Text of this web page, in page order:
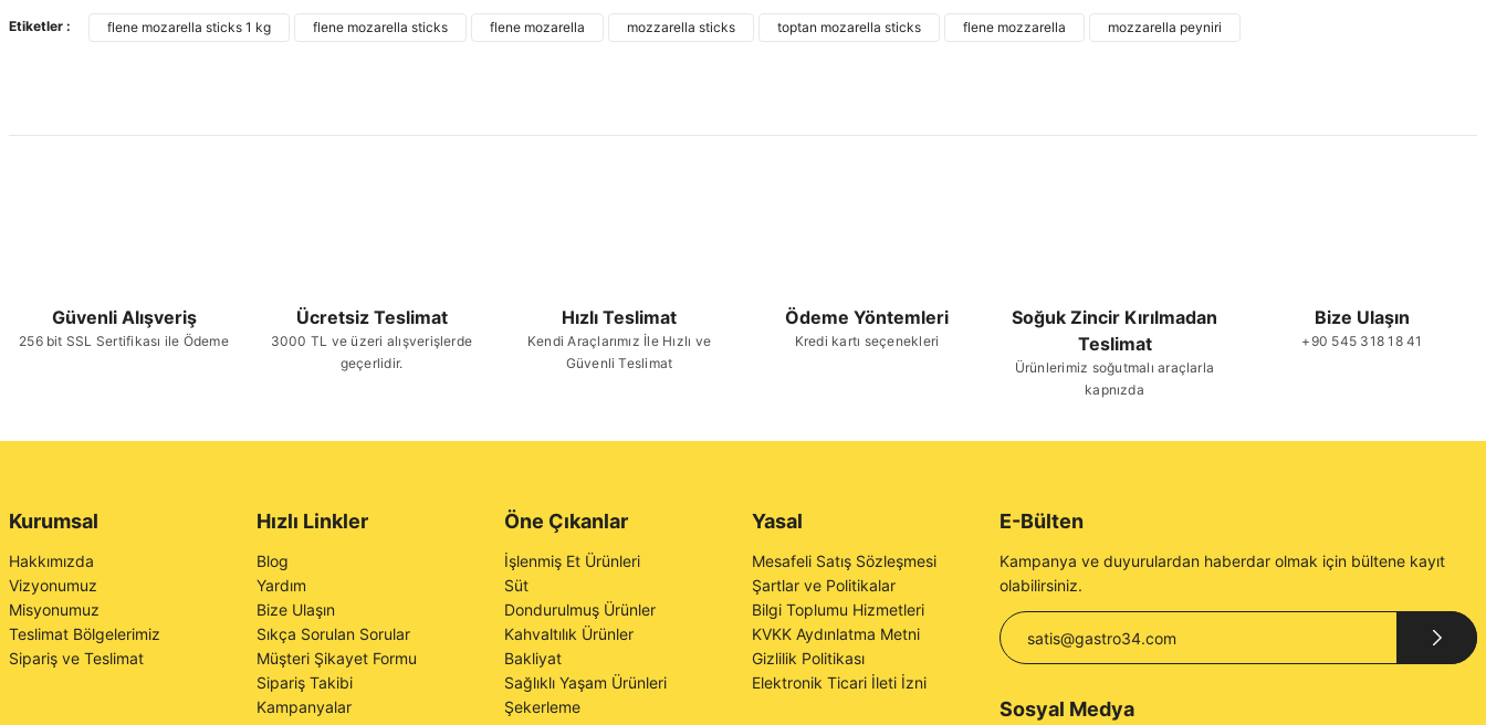
Ürün bilgilerinde hatalar bulunuyor.
Gönder
Etiketler : flene mozarella sticks 1 kg flene mozarella sticks flene mozarella mozzarella sticks toptan mozarella sticks flene mozzarella mozzarella peyniri
Güvenli Alışveriş
256 bit SSL Sertifikası ile Ödeme
Ücretsiz Teslimat
3000 TL ve üzeri alışverişlerde
geçerlidir.
Hızlı Teslimat
Kendi Araçlarımız İle Hızlı ve
Güvenli Teslimat
Ödeme Yöntemleri
Kredi kartı seçenekleri
Soğuk Zincir Kırılmadan
Teslimat
Ürünlerimiz soğutmalı araçlarla
kapnızda
Bize Ulaşın
+90 545 318 18 41
Kurumsal
Hakkımızda
Vizyonumuz
Misyonumuz
Teslimat Bölgelerimiz
Sipariş ve Teslimat
Hızlı Linkler
Blog
Yardım
Bize Ulaşın
Sıkça Sorulan Sorular
Müşteri Şikayet Formu
Sipariş Takibi
Kampanyalar
Öne Çıkanlar
İşlenmiş Et Ürünleri
Süt
Dondurulmuş Ürünler
Kahvaltılık Ürünler
Bakliyat
Sağlıklı Yaşam Ürünleri
Şekerleme
Yasal
Mesafeli Satış Sözleşmesi
Şartlar ve Politikalar
Bilgi Toplumu Hizmetleri
KVKK Aydınlatma Metni
Gizlilik Politikası
Elektronik Ticari İleti İzni
E-Bülten
Kampanya ve duyurulardan haberdar olmak için bültene kayıt
olabilirsiniz.
Sosyal Medya